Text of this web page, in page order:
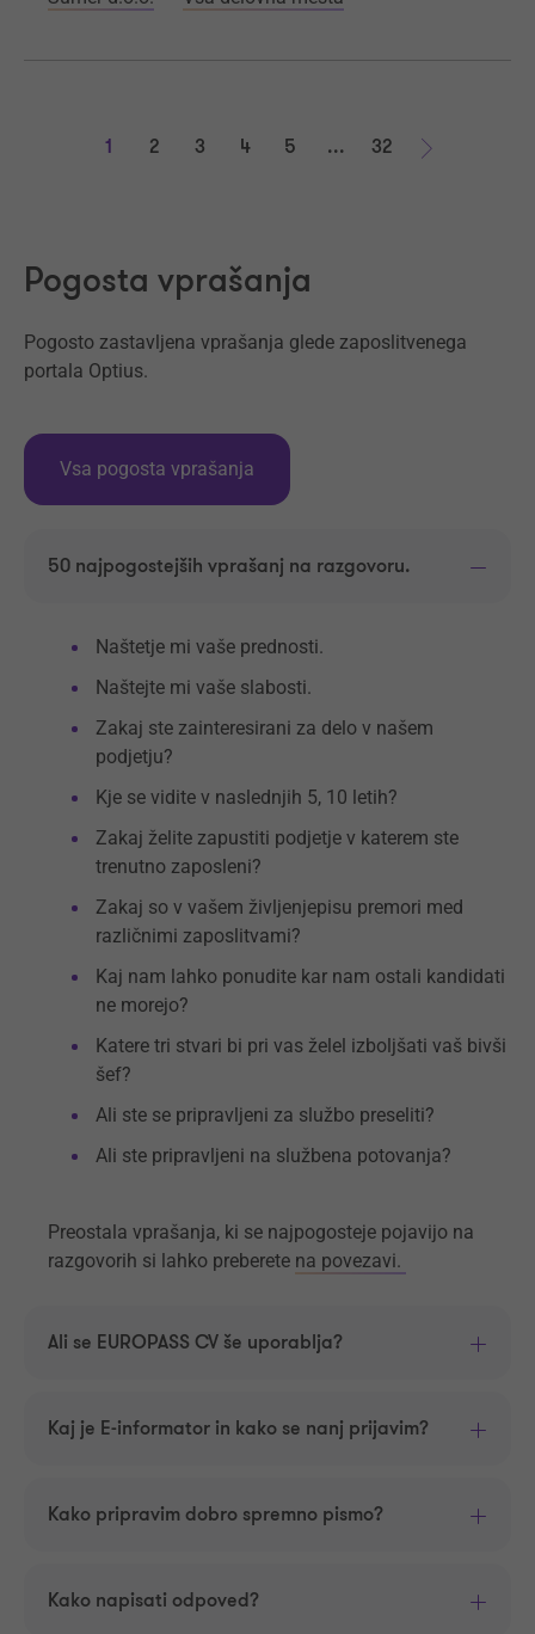
1 2 3 4 5 ...
32
Pogosta vprašanja
Pogosto zastavljena vprašanja glede zaposlitvenega
portala Optius.
Vsa pogosta vprašanja
50 najpogostejših vprašanj na razgovoru.
Naštetje mi vaše prednosti.
Naštejte mi vaše slabosti.
Zakaj ste zainteresirani za delo v našem
podjetju?
Kje se vidite v naslednjih 5, 10 letih?
Zakaj želite zapustiti podjetje v katerem ste
trenutno zaposleni?
Zakaj so v vašem življenjepisu premori med
različnimi zaposlitvami?
Kaj nam lahko ponudite kar nam ostali kandidati
ne morejo?
Katere tri stvari bi pri vas želel izboljšati vaš bivši
šef?
Ali ste se pripravljeni za službo preseliti?
Ali ste pripravljeni na službena potovanja?
Preostala vprašanja, ki se najpogosteje pojavijo na
razgovorih si lahko preberete na povezavi.
Ali se EUROPASS CV še uporablja?
Kaj je E-informator in kako se nanj prijavim?
Kako pripravim dobro spremno pismo?
Kako napisati odpoved?